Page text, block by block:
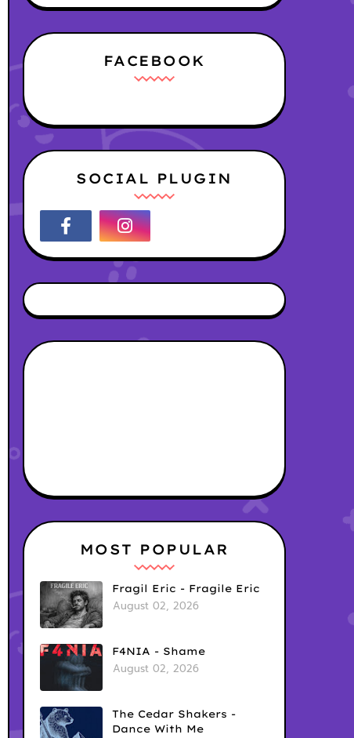
FACEBOOK
SOCIAL PLUGIN
MOST POPULAR
Fragil Eric - Fragile Eric
August 02, 2026
F4NIA - Shame
August 02, 2026
The Cedar Shakers -
Dance With Me